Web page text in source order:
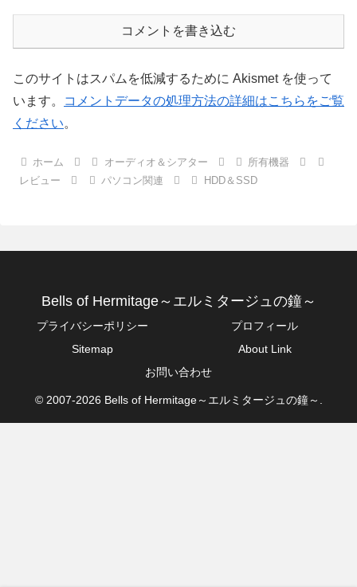
コメントを書き込む
このサイトはスパムを低減するために Akismet を使って
います。
コメントデータの処理方法の詳細はこちらをご覧
ください。
ホーム オーディオ＆シアター
所有機器
レビュー
パソコン関連 HDD＆SSD
Bells of Hermitage～エルミタージュの鐘～
プライバシーポリシー
プロフィール
Sitemap
About Link
お問い合わせ
© 2007-2026 Bells of Hermitage～エルミタージュの鐘～.